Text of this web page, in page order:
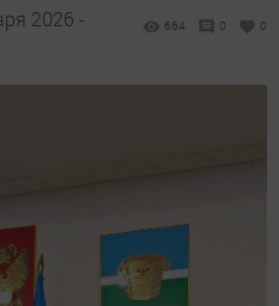
2026 -
664 0 0